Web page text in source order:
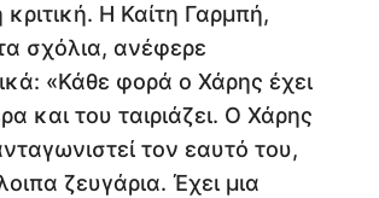
Η Καίτη Γαρμπή,
σχόλια, ανέφερε
«Κάθε φορά ο Χάρης έχει
και του ταιριάζει. Ο Χάρης
τον εαυτό του,
ζευγάρια. Έχει μια